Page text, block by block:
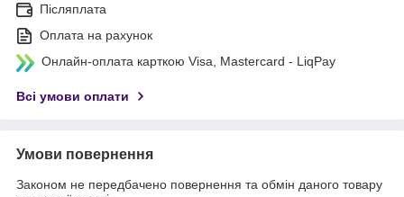
Післяплата
Оплата на рахунок
Онлайн-оплата карткою Visa, Mastercard - LiqPay
Всі умови оплати
Умови повернення
Законом не передбачено повернення та обмін даного товару